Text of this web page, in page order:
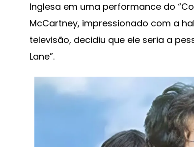
Inglesa em uma performance do
McCartney, impressionado com a
televisão, decidiu que ele seria a
Lane”.